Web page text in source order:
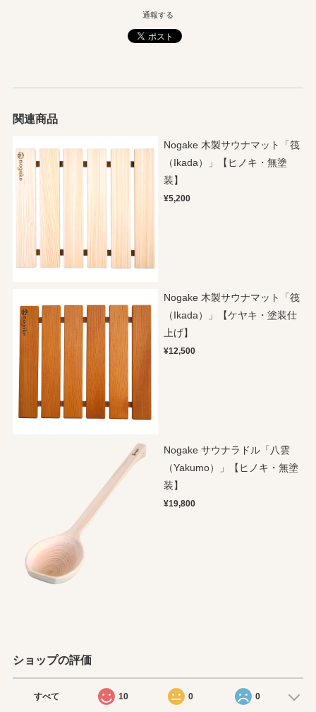
通報する
関連商品
Nogake 木製サウナマット「筏
（Ikada）」【ヒノキ・無塗
装】
¥5,200
Nogake 木製サウナマット「筏
（Ikada）」【ケヤキ・塗装仕
上げ】
¥12,500
Nogake サウナラドル「八雲
（Yakumo）」【ヒノキ・無塗
装】
¥19,800
ショップの評価
すべて 10 0 0